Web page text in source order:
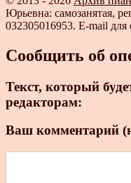
Юрьевна: самозанятая,
032305016953. E-mail для
Сообщить об
Текст, который
редакторам:
Ваш комментарий